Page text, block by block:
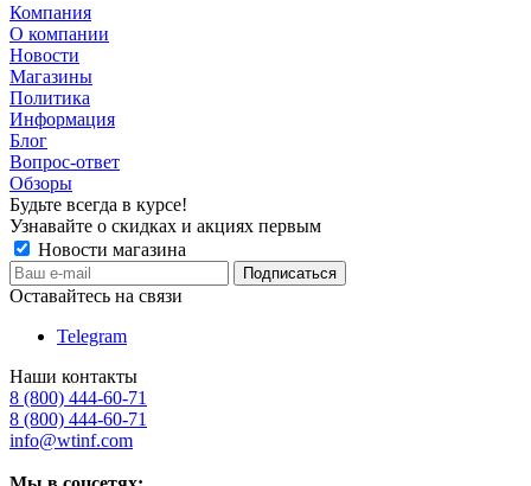
Компания
О компании
Новости
Магазины
Политика
Информация
Блог
Вопрос-ответ
Обзоры
Будьте всегда в курсе!
Узнавайте о скидках и акциях первым
Новости магазина
Оставайтесь на связи
Telegram
Наши контакты
8 (800) 444-60-71
8 (800) 444-60-71
info@wtinf.com